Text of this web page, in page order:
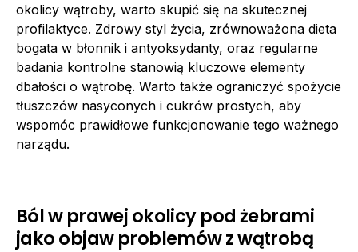
okolicy wątroby, warto skupić się na skutecznej
profilaktyce. Zdrowy styl życia, zrównoważona dieta
bogata w błonnik i antyoksydanty, oraz regularne
badania kontrolne stanowią kluczowe elementy
dbałości o wątrobę. Warto także ograniczyć spożycie
tłuszczów nasyconych i cukrów prostych, aby
wspomóc prawidłowe funkcjonowanie tego ważnego
narządu.
Ból w prawej okolicy pod żebrami
jako objaw problemów z wątrobą